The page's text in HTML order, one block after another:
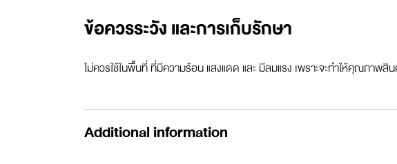
ข้อควรระวัง และการเก็บรักษา
ไม่ควรใช้ในพื้นที่ ที่มีความร้อน แสงแดด และ มีลมแรง เพราะจะทำให้คุณภาพสิ
Additional information